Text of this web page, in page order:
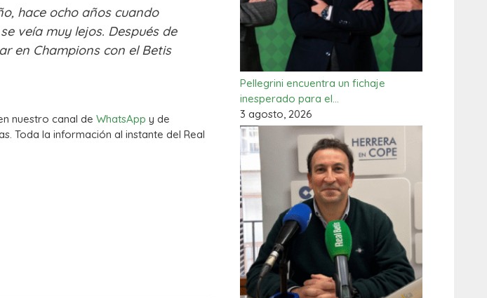
hace ocho años cuando
veía muy lejos. Después de
en Champions con el Betis
nuestro canal de WhatsApp y de
Toda la información al instante del Real
Pellegrini encuentra un fichaje
inesperado para el…
3 agosto, 2026